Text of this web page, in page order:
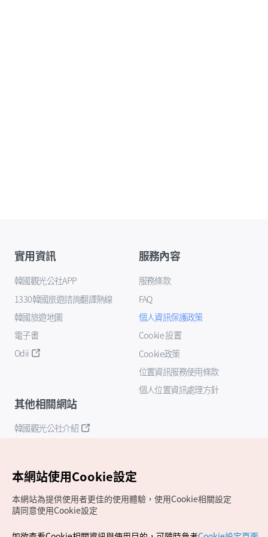
實用資訊
韓國觀光公社APP
1330韓國旅遊諮詢翻譯熱線
韓國旅遊地圖
電子書
Odii
服務內容
服務條款
FAQ
個人資訊保護政策
Cookie 設置
Cookie政策
位置資訊服務使用條款
個人位置資訊處理方針
其他相關網站
韓國觀光公社介紹
本網站使用Cookie設定
本網站為提供使用者更佳的使用體驗，使用Cookie相關設定
請同意使用Cookie設定